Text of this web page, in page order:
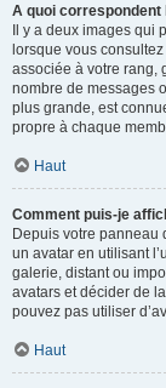
A quoi correspondent
Il y a deux images qui
lorsque vous consultez
associée à votre rang,
nombre de messages
plus grande, est
propre à chaque
Haut
Comment puis-je
Depuis votre panneau
un avatar en utilisant
galerie, distant ou
avatars et décider de
pouvez pas utiliser
Haut